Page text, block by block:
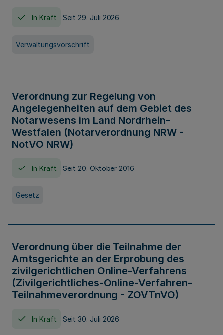
In Kraft Seit 29. Juli 2026
Verwaltungsvorschrift
Verordnung zur Regelung von
Angelegenheiten auf dem Gebiet des
Notarwesens im Land Nordrhein-
Westfalen (Notarverordnung NRW -
NotVO NRW)
In Kraft Seit 20. Oktober 2016
Gesetz
Verordnung über die Teilnahme der
Amtsgerichte an der Erprobung des
zivilgerichtlichen Online-Verfahrens
(Zivilgerichtliches-Online-Verfahren-
Teilnahmeverordnung - ZOVTnVO)
In Kraft Seit 30. Juli 2026